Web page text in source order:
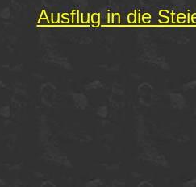
Ausflug in die